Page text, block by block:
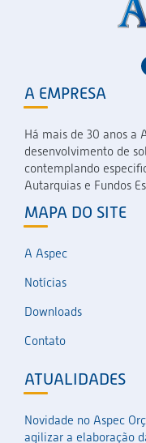
A EMPRESA
Há mais de 30 anos a
desenvolvimento de
contemplando
Autarquias e Fundos
MAPA DO SITE
A Aspec
Notícias
Downloads
Contato
ATUALIDADES
Novidade no Aspec
agilizar a elaboração